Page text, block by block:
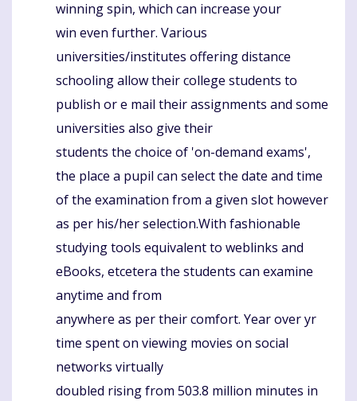
winning spin, which can increase your
win even further. Various
universities/institutes offering distance
schooling allow their college students to
publish or e mail their assignments and some
universities also give their
students the choice of 'on-demand exams',
the place a pupil can select the date and time
of the examination from a given slot however
as per his/her selection.With fashionable
studying tools equivalent to weblinks and
eBooks, etcetera the students can examine
anytime and from
anywhere as per their comfort. Year over yr
time spent on viewing movies on social
networks virtually
doubled rising from 503.8 million minutes in